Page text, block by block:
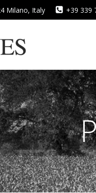
Milano, Italy +39 339